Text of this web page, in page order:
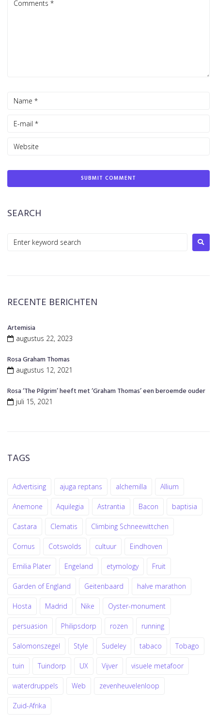
SEARCH
RECENTE BERICHTEN
Artemisia
augustus 22, 2023
Rosa Graham Thomas
augustus 12, 2021
Rosa ‘The Pilgrim’ heeft met ‘Graham Thomas’ een beroemde ouder
juli 15, 2021
TAGS
Advertising ajuga reptans alchemilla Allium
Anemone Aquilegia Astrantia Bacon baptisia
Castara Clematis Climbing Schneewittchen
Cornus Cotswolds cultuur Eindhoven
Emilia Plater Engeland etymology Fruit
Garden of England Geitenbaard halve marathon
Hosta Madrid Nike Oyster-monument
persuasion Philipsdorp rozen running
Salomonszegel Style Sudeley tabaco Tobago
tuin Tuindorp UX Vijver visuele metafoor
waterdruppels Web zevenheuvelenloop
Zuid-Afrika